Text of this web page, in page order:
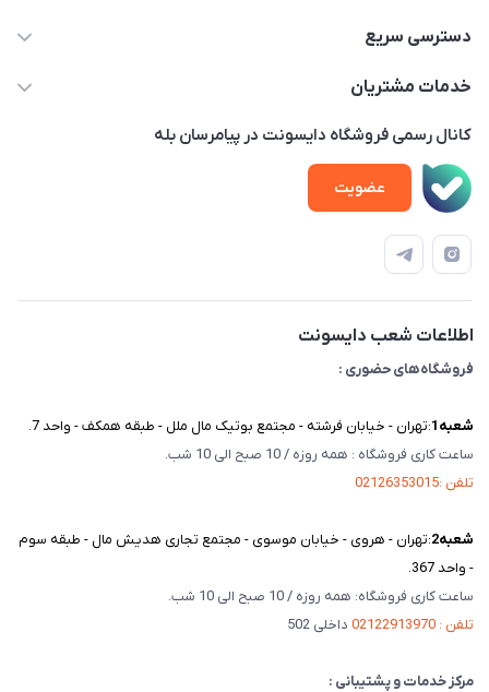
02122913970 داخلی 219
پلاک 23 – طبقه 3
دسترسی سریع
خانه
ویدئو‌های آموزشی
دفترچه راهنمای محصولات
درباره ما
تماس با ما
خدمات مشتریان
امور مشتریان
حساب کاربری
قوانین و مقررات
کانال رسمی فروشگاه دایسونت در پیامرسان بله
عضویت
اطلاعات شعب دایسونت
فروشگاه‌های حضوری :
شعبه‌1 :تهران - خیابان فرشته - مجتمع بوتیک مال ملل - طبقه همکف - واحد 7.
ساعت کاری فروشگاه : همه روزه / 10 صبح الی 10 شب.
تلفن :02126353015
شعبه‌2 :تهران - هروی - خیابان موسوی - مجتمع تجاری هدیش مال - طبقه سوم
- واحد 367.
ساعت کاری فروشگاه: همه روزه / 10 صبح الی 10 شب.
تلفن : 02122913970
داخلی 502
مرکز خدمات و پشتیبانی :